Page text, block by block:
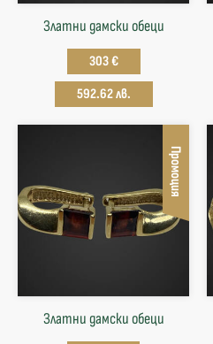
Златни дамски обеци
303 €
592.62 лв.
Промоция
Златни дамски обеци